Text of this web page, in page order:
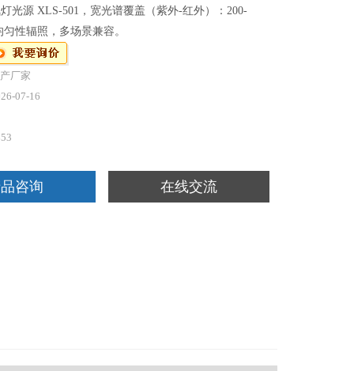
光源 XLS-501，宽光谱覆盖（紫外-红外）：200-
匀性辐照，多场景兼容。
厂家
07-16
咨询 在线交流